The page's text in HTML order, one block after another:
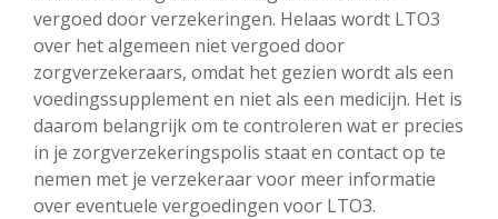
vergoed door verzekeringen. Helaas wordt LTO3
over het algemeen niet vergoed door
zorgverzekeraars, omdat het gezien wordt als een
voedingssupplement en niet als een medicijn. Het is
daarom belangrijk om te controleren wat er precies
in je zorgverzekeringspolis staat en contact op te
nemen met je verzekeraar voor meer informatie
over eventuele vergoedingen voor LTO3.